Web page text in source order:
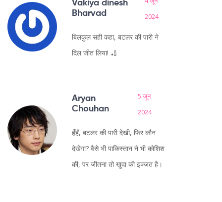
Vakiya dinesh
Bharvad
2024
बिलकुल सही कहा, बटलर की पारी ने
दिल जीत लिया! 🏏
Aryan
Chouhan
5 जून
2024
हँहँ, बटलर की पारी देखी, फिर कौन
देखेगा? वैसे भी पाकिस्तान ने भी कोशिश
की, पर जीतना तो खुदा की इज्जत है।